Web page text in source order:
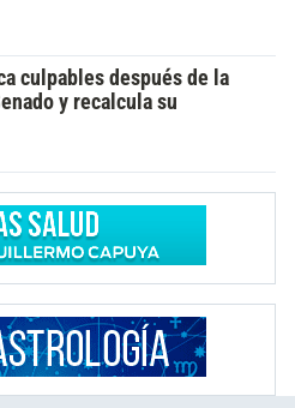
culpables después de la
y recalcula su